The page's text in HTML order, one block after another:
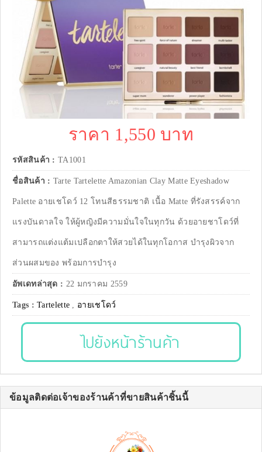
ราคา 1,550 บาท
รหัสสินค้า : TA1001
ชื่อสินค้า : Tarte Tartelette Amazonian Clay Matte Eyeshadow
Palette อายเชโดว์ 12 โทนสีธรรมชาติ เนื้อ Matte ที่รังสรรค์จาก
แรงบันดาลใจ ให้ผู้หญิงมีความมั่นใจในทุกวัน ด้วยอายชาโดว์ที่
สามารถแต่งแต้มเปลือกตาให้สวยได้ในทุกโอกาส บำรุงผิวจาก
ส่วนผสมของ พร้อมการบำรุง
อัพเดทล่าสุด : 22 มกราคม 2559
Tags :Tartelette , อายเชโดว์
ไปยังหน้าร้านค้า
ข้อมูลติดต่อเจ้าของร้านค้าที่ขายสินค้าชิ้นนี้